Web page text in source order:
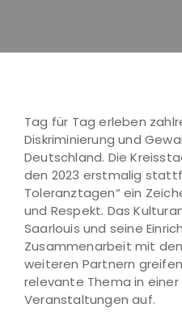
Tag für Tag erleben
Diskriminierung und
Deutschland. Die
den 2023 erstmalig
Toleranztagen“ ein
und Respekt. Das
Saarlouis und seine
Zusammenarbeit mit
weiteren Partnern
relevante Thema in einer
Veranstaltungen auf.